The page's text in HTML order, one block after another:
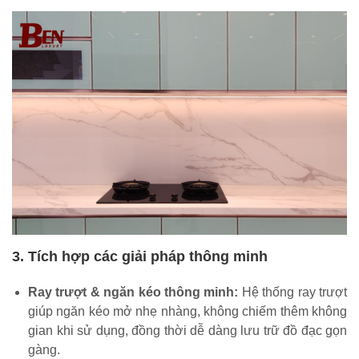
3. Tích hợp các giải pháp thông minh
Ray trượt & ngăn kéo thông minh: Hệ thống ray trượt
giúp ngăn kéo mở nhẹ nhàng, không chiếm thêm không
gian khi sử dụng, đồng thời dễ dàng lưu trữ đồ đạc gọn
gàng.